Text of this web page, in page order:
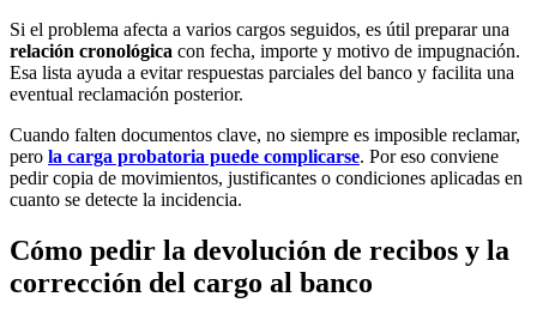
Si el problema afecta a varios cargos seguidos, es útil preparar una
relación cronológica con fecha, importe y motivo de impugnación.
Esa lista ayuda a evitar respuestas parciales del banco y facilita una
eventual reclamación posterior.
Cuando falten documentos clave, no siempre es imposible reclamar,
pero la carga probatoria puede complicarse. Por eso conviene
pedir copia de movimientos, justificantes o condiciones aplicadas en
cuanto se detecte la incidencia.
Cómo pedir la devolución de recibos y la
corrección del cargo al banco